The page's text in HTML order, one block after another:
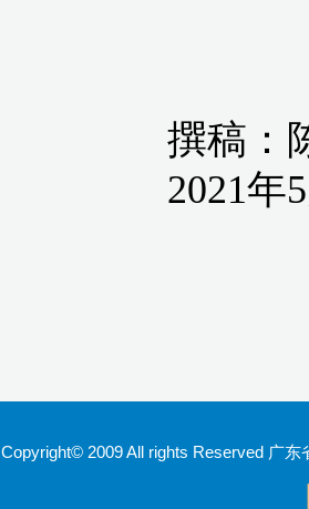
Copyright© 2009 All rights Reserved 广